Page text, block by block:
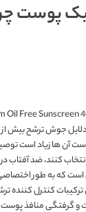
Oil Free Sunscreen
جوش ترشح بیش
آن ها زیاد است
کنند، ضد آفتاب
که به طور
کنترل کننده
گرفتگی منافذ پوست